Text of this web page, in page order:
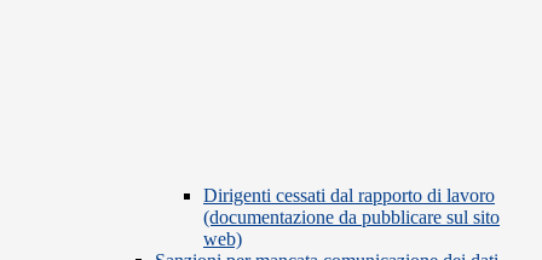
Dirigenti cessati dal rapporto di lavoro
(documentazione da pubblicare sul sito
web)